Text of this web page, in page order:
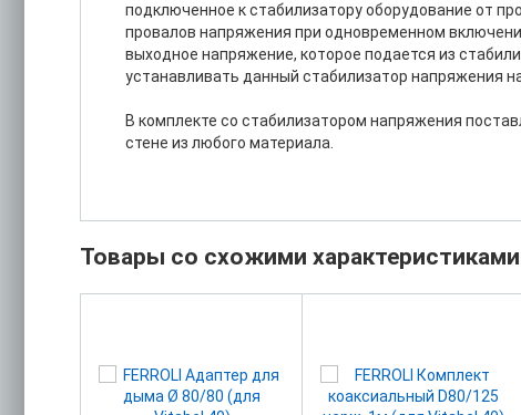
подключенное к стабилизатору оборудование от
провалов напряжения при одновременном
выходное напряжение, которое подается из
устанавливать данный стабилизатор напряжения
В комплекте со стабилизатором напряжения
стене из любого материала.
Товары со схожими характеристиками